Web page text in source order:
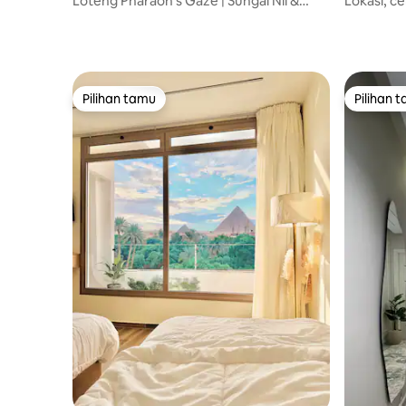
Pilihan tamu
Pilihan tamu Pilihan
Pilihan